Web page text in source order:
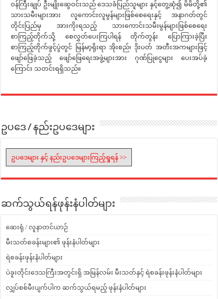
ဝန်ကြီးချုပ် ဦးမျိုးဆွေဝင်းသည် ဒေသခံပြည်သူများ နှင့်တွေ့ဆုံ၍ မိမိတို့၏
သားသမီးများအား လူကောင်းလူမွန်များဖြစ်စေရေးနှင့် အနာဂတ်တွင်
တိုင်းပြည်မှ အားကိုးရသည့် သားကောင်းသမီးမွန်များဖြစ်စေရေး
စာကြည့်တိုက်သို့ စေလွှတ်ပေးကြပါရန် တိုက်တွန်း ပြောကြားခဲ့ပြီး
စာကြည့်တိုက်ဖွင့်ပွဲတွင် မြန်မာ့ရိုးရာ အိုးစည်၊ ဒိုးပတ် အတီးအကများဖြင့်
ဖျော်ဖြေခဲ့သည့် ဖျော်ဖြေရေးအဖွဲ့များအား ဂုဏ်ပြုငွေများ ပေးအပ်ခဲ့
ကြောင်း သတင်းရရှိသည်။
ဥပဒေ / နည်းဥပဒေများ
ဥပဒေများ နှင့် နည်းဥပဒေများကြည့်ရှုရန် >>
ဆက်သွယ်ရန်ဖုန်းနံပါတ်များ
ဆေးရုံ / လူနာတင်ယာဉ်
မီးသတ်စခန်းများ၏ ဖုန်းနံပါတ်များ
ရဲစခန်းဖုန်းနံပါတ်များ
ပဲခူးတိုင်းဒေသကြီးအတွင်းရှိ အမြန်လမ်း မီးသတ်နှင့် ရဲစခန်းဖုန်းနံပါတ်များ
လျှပ်စစ်မီးပျက်ပါက ဆက်သွယ်ရမည့် ဖုန်းနံပါတ်များ